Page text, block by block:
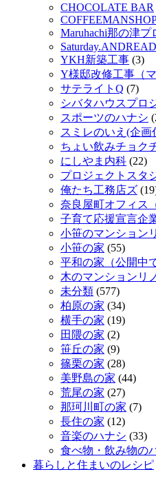
CHOCOLATE BAR
COFFEEMANSHOP
Maruhachi那の津プ
YKH新築工事 (3)
Y様邸改修工事（
サテライトQ (7)
シバタハウスプロ
スポーツのハナシ
スミレのいえ(企画
ちょい飲みチョク
にしやま内科 (22)
プロジェクトスタ
俺たち工務店ズ
奈良屋町オフィス
子育て応援宣言企
小笹のマンション
小笹の家 (55)
平和の家（公開中
木のマンションリ
未分類 (577)
柏原の家 (34)
横手の家 (19)
田隈の家 (2)
笹丘の家 (9)
篠栗の家 (28)
美野島の家 (44)
荒尾の家 (27)
那珂川町の家 (7)
長住の家 (12)
音楽のハナシ (33)
食べ物・飲み物の
暮らしと住まいのレシピ